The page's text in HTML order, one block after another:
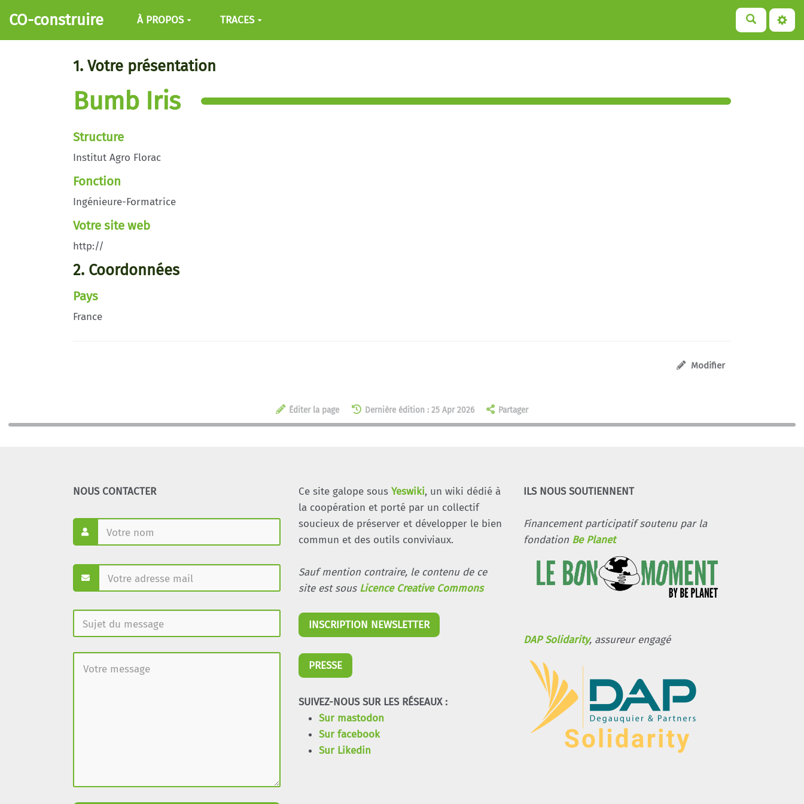
Aller au contenu principal
CO-construire À PROPOS TRACES
1. Votre présentation
Bumb Iris
Structure
Institut Agro Florac
Fonction
Ingénieure-Formatrice
Votre site web
http://
2. Coordonnées
Pays
France
Modifier
Éditer la page Dernière édition : 25 Apr 2026 Partager
NOUS CONTACTER Ce site galope sous Yeswiki, un wiki dédié à
la coopération et porté par un collectif
soucieux de préserver et développer le bien
commun et des outils conviviaux.
Sauf mention contraire, le contenu de ce
site est sous Licence Creative Commons
INSCRIPTION NEWSLETTER
PRESSE
SUIVEZ-NOUS SUR LES RÉSEAUX :
Sur mastodon
Sur facebook
Sur Likedin
ILS NOUS SOUTIENNENT
Financement participatif soutenu par la
fondation Be Planet
DAP Solidarity, assureur engagé